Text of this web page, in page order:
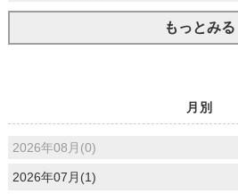
もっとみる
月別
2026年08月(0)
2026年07月(1)